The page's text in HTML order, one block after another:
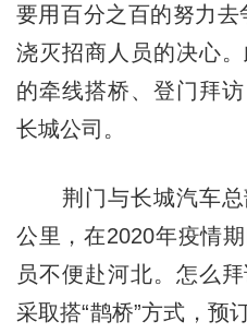
要用百分之百的努力去
浇灭招商人员的决心
的牵线搭桥、登门拜
长城公司。
荆门与长城汽车总
公里，在2020年疫情
员不便赴河北。怎么
采取搭“鹊桥”方式，预